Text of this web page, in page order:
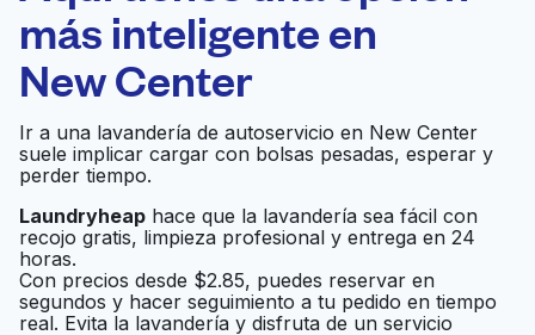
United States ES
más inteligente en
New Center
Ir a una lavandería de autoservicio en New Center
suele implicar cargar con bolsas pesadas, esperar y
perder tiempo.
Laundryheap hace que la lavandería sea fácil con
recojo gratis, limpieza profesional y entrega en 24
horas.
Con precios desde $2.85, puedes reservar en
segundos y hacer seguimiento a tu pedido en tiempo
real. Evita la lavandería y disfruta de un servicio